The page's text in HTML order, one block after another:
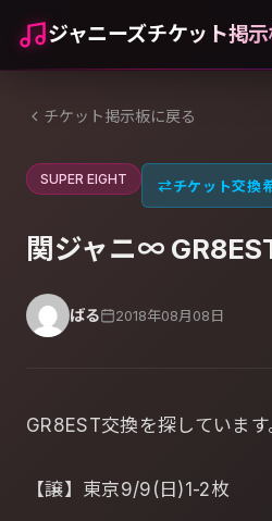
ジャニーズチケット掲
チケット掲示板に戻る
SUPER EIGHT ⇄チケット交換
関ジャニ∞
ばる 2018年08月08日
GR8EST交換を探しています
【譲】東京9/9(日)1-2枚